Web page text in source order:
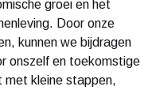
groei en het
Door onze
kunnen we bijdragen
onszelf en toekomstige
met kleine stappen,